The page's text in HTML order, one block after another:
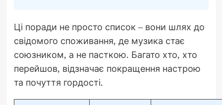
Ці поради не просто список – вони шлях до
свідомого споживання, де музика стає
союзником, а не пасткою. Багато хто, хто
перейшов, відзначає покращення настрою
та почуття гордості.